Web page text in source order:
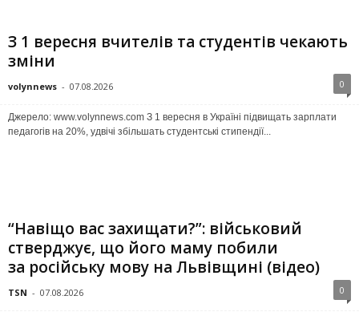
З 1 вересня вчителів та студентів чекають
зміни
volynnews - 07.08.2026 0
Джерело: www.volynnews.com З 1 вересня в Україні підвищать зарплати
педагогів на 20%, удвічі збільшать студентські стипендії...
“Навіщо вас захищати?”: військовий
стверджує, що його маму побили
за російську мову на Львівщині (відео)
TSN - 07.08.2026 0